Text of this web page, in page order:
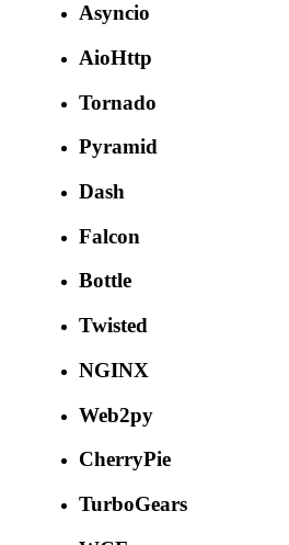
Asyncio
AioHttp
Tornado
Pyramid
Dash
Falcon
Bottle
Twisted
NGINX
Web2py
CherryPie
TurboGears